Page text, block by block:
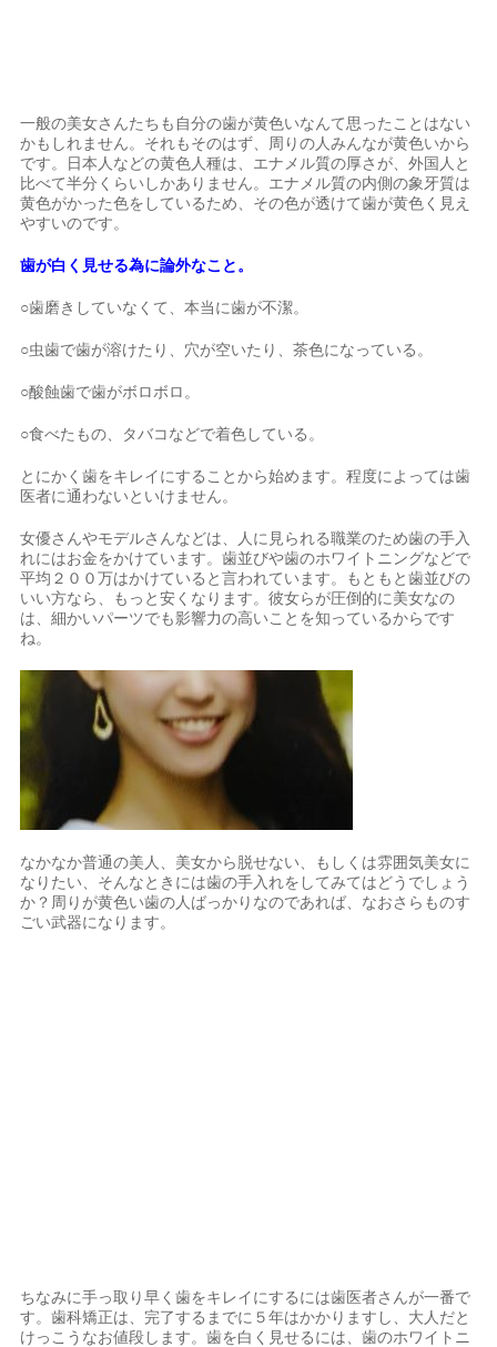
一般の美女さんたちも自分の歯が黄色いなんて思ったことはない
かもしれません。それもそのはず、周りの人みんなが黄色いから
です。日本人などの黄色人種は、エナメル質の厚さが、外国人と
比べて半分くらいしかありません。エナメル質の内側の象牙質は
黄色がかった色をしているため、その色が透けて歯が黄色く見え
やすいのです。
歯が白く見せる為に論外なこと。
○歯磨きしていなくて、本当に歯が不潔。
○虫歯で歯が溶けたり、穴が空いたり、茶色になっている。
○酸蝕歯で歯がボロボロ。
○食べたもの、タバコなどで着色している。
とにかく歯をキレイにすることから始めます。程度によっては歯
医者に通わないといけません。
女優さんやモデルさんなどは、人に見られる職業のため歯の手入
れにはお金をかけています。歯並びや歯のホワイトニングなどで
平均２００万はかけていると言われています。もともと歯並びの
いい方なら、もっと安くなります。彼女らが圧倒的に美女なの
は、細かいパーツでも影響力の高いことを知っているからです
ね。
なかなか普通の美人、美女から脱せない、もしくは雰囲気美女に
なりたい、そんなときには歯の手入れをしてみてはどうでしょう
か？周りが黄色い歯の人ばっかりなのであれば、なおさらものす
ごい武器になります。
ちなみに手っ取り早く歯をキレイにするには歯医者さんが一番で
す。歯科矯正は、完了するまでに５年はかかりますし、大人だと
けっこうなお値段します。歯を白く見せるには、歯のホワイトニ